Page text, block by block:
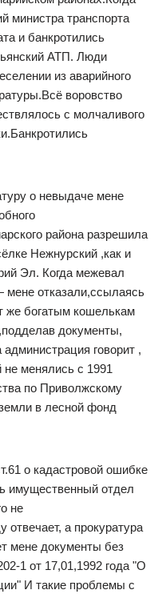
министра транспорта
и банкротились
АТП. Люди
из аварийного
воровство
с молчаливого
о невыдаче мене
района разрешила
Нежнурский ,как и
Эл. Когда межевал
мене отказали,ссылаясь
же богатым кошелькам
документы,
говорит ,
не менялись с 1991
по Приволжскому
в лесной фонд
о кадастровой ошибке
имущественный отдел
не
отвечает, а прокуратура
мене документы без
1 от 17,01,1992 года "О
И такие проблемы с